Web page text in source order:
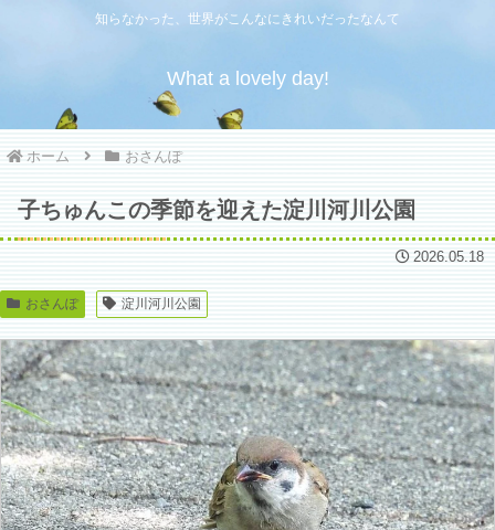
知らなかった、世界がこんなにきれいだったなんて
What a lovely day!
ホーム おさんぽ
子ちゅんこの季節を迎えた淀川河川公園
2026.05.18
おさんぽ 淀川河川公園